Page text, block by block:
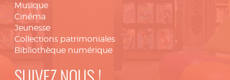
Musique
Cinéma
Jeunesse
Collections patrimoniales
Bibliothèque numérique